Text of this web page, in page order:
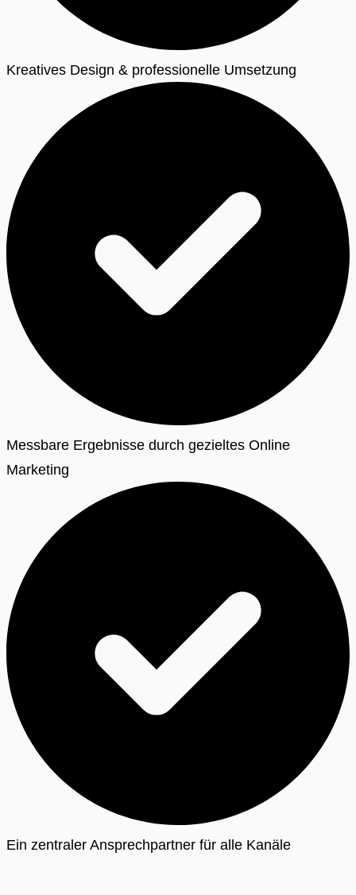
Kreatives Design & professionelle Umsetzung
Messbare Ergebnisse durch gezieltes Online
Marketing
Ein zentraler Ansprechpartner für alle Kanäle